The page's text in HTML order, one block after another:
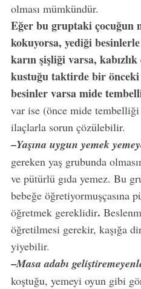
olması mümkündür.
Eğer bu gruptaki çocuğun
kokuyorsa, yediği
karın şişliği varsa,
kustuğu taktirde bir
besinler varsa mide
var ise (önce mide
ilaçlarla sorun çözülebilir.
–Yaşına uygun yemek
gereken yaş grubunda
ve pütürlü gıda yemez. Bu
bebeğe öğretiyormuşçasına
öğretmek gereklidir.
öğretilmesi gerekir, kaşığa
yiyebilir.
–Masa adabı
koştuğu, yemeyi oyun gibi